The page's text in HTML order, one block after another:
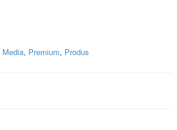
Media, Premium, Produs